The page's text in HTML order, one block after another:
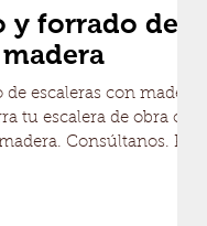
y forrado de
escaleras con madera
tu escalera de obra o
Consúltanos. P